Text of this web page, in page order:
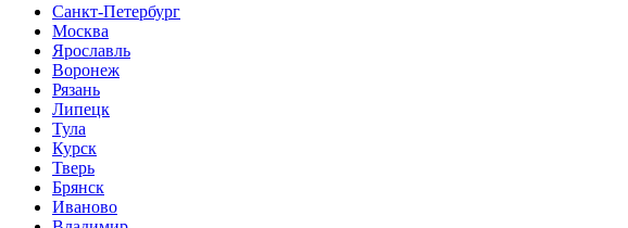
Санкт-Петербург
Москва
Ярославль
Воронеж
Рязань
Липецк
Тула
Курск
Тверь
Брянск
Иваново